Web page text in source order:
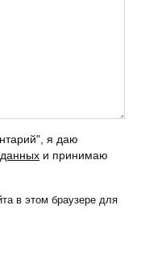
я даю
и принимаю
в этом браузере для